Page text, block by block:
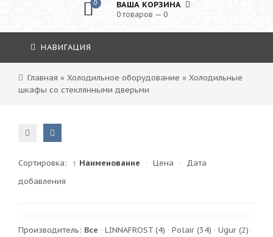
0 ВАША КОРЗИНА
0 товаров — 0
НАВИГАЦИЯ
Главная » Холодильное оборудование » Холодильные
шкафы со стеклянными дверьми
Сортировка: ↑ Наименование · Цена ·
Дата
добавления
Производитель: Все · LINNAFROST (4) · Polair (34) · Ugur (2) ·